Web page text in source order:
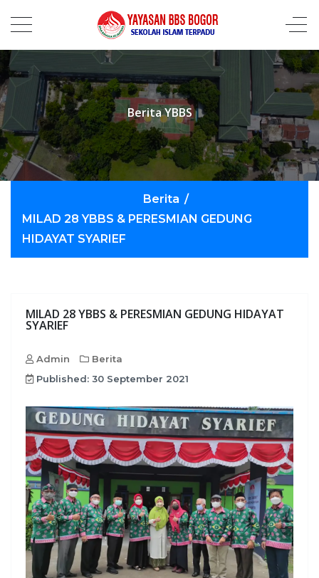
Berita YBBS
Berita /
MILAD 28 YBBS & PERESMIAN GEDUNG
HIDAYAT SYARIEF
MILAD 28 YBBS & PERESMIAN GEDUNG HIDAYAT
SYARIEF
Admin
Berita
Published: 30 September 2021